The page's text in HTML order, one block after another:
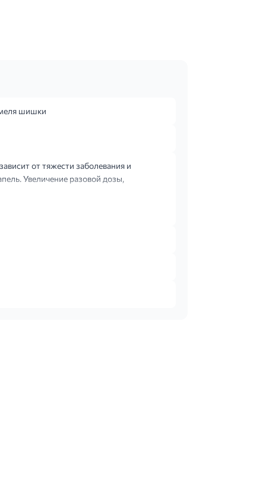
шишки
от тяжести заболевания и
Увеличение разовой дозы,